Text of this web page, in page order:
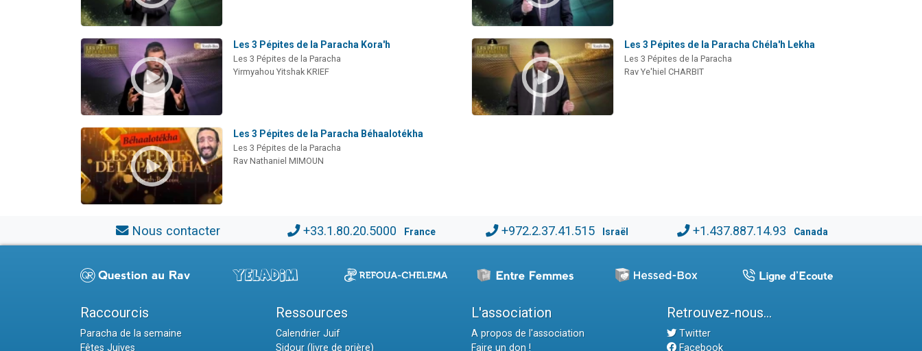
Les 3 Pépites de la Paracha Kora'h
Les 3 Pépites de la Paracha
Yirmyahou Yitshak KRIEF
Les 3 Pépites de la Paracha Chéla'h Lekha
Les 3 Pépites de la Paracha
Rav Ye'hiel CHARBIT
Les 3 Pépites de la Paracha Béhaalotékha
Les 3 Pépites de la Paracha
Rav Nathaniel MIMOUN
Nous contacter +33.1.80.20.5000 France +972.2.37.41.515 Israël +1.437.887.14.93 Canada
Raccourcis
Paracha de la semaine
Fêtes Juives
Ressources
Calendrier Juif
Sidour (livre de prière)
L'association
A propos de l'association
Faire un don !
Retrouvez-nous...
Twitter
Facebook